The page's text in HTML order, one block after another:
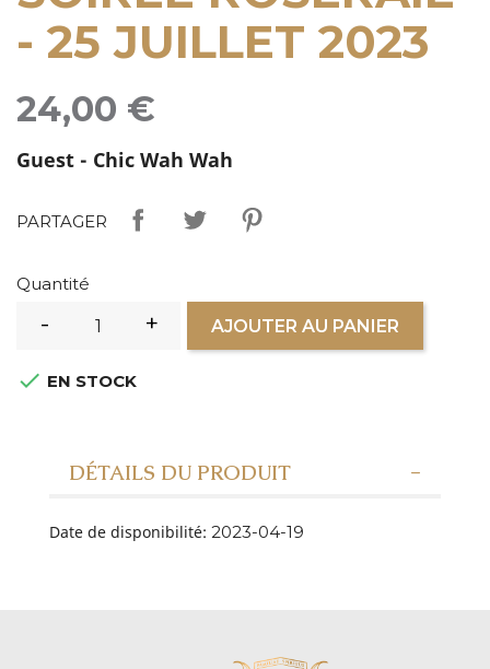
- 25 JUILLET 2023
24,00 €
Guest - Chic Wah Wah
PARTAGER
Quantité
AJOUTER AU PANIER
 EN STOCK
DÉTAILS DU PRODUIT
Date de disponibilité: 2023-04-19